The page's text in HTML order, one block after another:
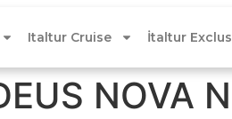
Italtur Cruise İtaltur
NOVA